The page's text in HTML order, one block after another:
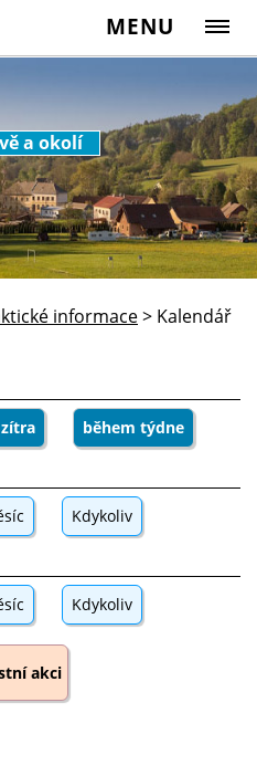
MENU
a okolí
informace> Kalendář
zítra během týdne
Kdykoliv
Kdykoliv
akci